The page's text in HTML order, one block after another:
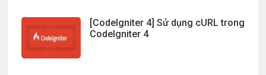
[CodeIgniter 4] Sử dụng cURL trong
CodeIgniter 4